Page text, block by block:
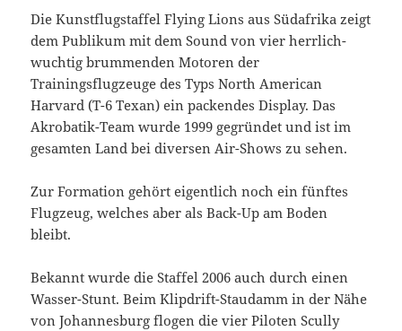
Die Kunstflugstaffel Flying Lions aus Südafrika zeigt
dem Publikum mit dem Sound von vier herrlich-
wuchtig brummenden Motoren der
Trainingsflugzeuge des Typs North American
Harvard (T-6 Texan) ein packendes Display. Das
Akrobatik-Team wurde 1999 gegründet und ist im
gesamten Land bei diversen Air-Shows zu sehen.
Zur Formation gehört eigentlich noch ein fünftes
Flugzeug, welches aber als Back-Up am Boden
bleibt.
Bekannt wurde die Staffel 2006 auch durch einen
Wasser-Stunt. Beim Klipdrift-Staudamm in der Nähe
von Johannesburg flogen die vier Piloten Scully